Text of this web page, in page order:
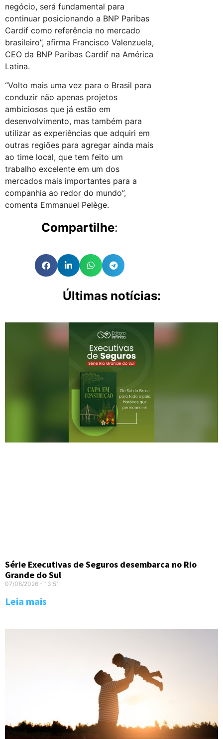
negócio, será fundamental para
continuar posicionando a BNP Paribas
Cardif como referência no mercado
brasileiro”, afirma Francisco Valenzuela,
CEO da BNP Paribas Cardif na América
Latina.
“Volto mais uma vez para o Brasil para
conduzir não apenas projetos
ambiciosos que já estão em
desenvolvimento, mas também para
utilizar as experiências que adquiri em
outras regiões para agregar ainda mais
ao time local, que tem feito um
trabalho excelente em um dos
mercados mais importantes para a
companhia ao redor do mundo”,
comenta Emmanuel Pelège.
Compartilhe:
Últimas notícias:
Série Executivas de Seguros desembarca no Rio
Grande do Sul
07/08/2026 13:51
Leia mais